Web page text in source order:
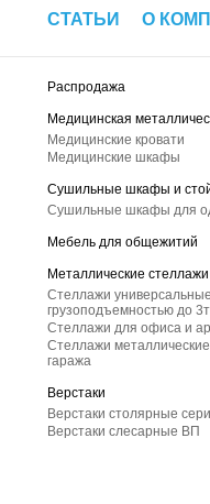
СТАТЬИ О
Распродажа
Медицинская
Медицинские кровати
Медицинские шкафы
Сушильные шкафы и
Сушильные шкафы для
Мебель для общежитий
Металлические стеллажи
Стеллажи
грузоподъемностью до
Стеллажи для офиса и
Стеллажи
гаража
Верстаки
Верстаки столярные
Верстаки слесарные ВП